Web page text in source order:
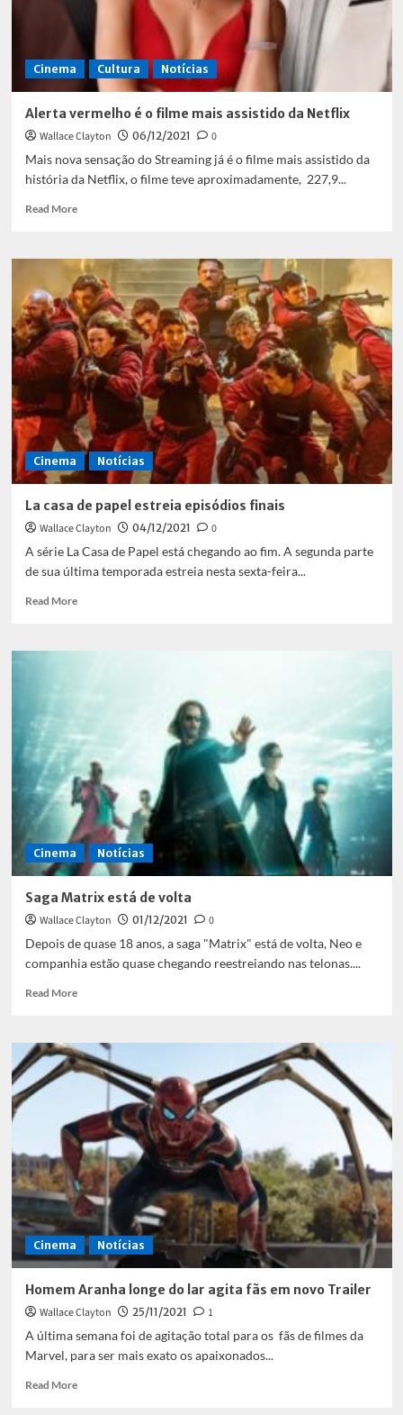
Cinema Cultura Notícias
Alerta vermelho é o filme mais assistido da Netflix
Wallace Clayton 06/12/2021
0
Mais nova sensação do Streaming já é o filme mais assistido da
história da Netflix, o filme teve aproximadamente, 227,9...
Read MoreRead
Alerta
vermelho
é
o
filme
mais
assistido
da
Netflix
Cinema Notícias
La casa de papel estreia episódios finais
Wallace Clayton 04/12/2021
0
A série La Casa de Papel está chegando ao fim. A segunda parte
de sua última temporada estreia nesta sexta-feira...
Read MoreRead
La
episódios
Cinema Notícias
Saga Matrix está de volta
Wallace Clayton 01/12/2021
0
Depois de quase 18 anos, a saga "Matrix" está de volta, Neo e
companhia estão quase chegando reestreiando nas telonas....
Read MoreRead
Saga
Matrix
está
volta
Cinema Notícias
Homem Aranha longe do lar agita fãs em novo Trailer
Wallace Clayton 25/11/2021
1
A última semana foi de agitação total para os fãs de filmes da
Marvel, para ser mais exato os apaixonados...
Read MoreRead